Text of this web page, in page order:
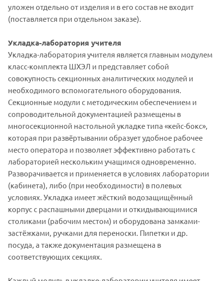
уложен отдельно от изделия и в его состав не входит
(поставляется при отдельном заказе).
Укладка-лаборатория учителя
Укладка-лаборатория учителя является главным модулем
класс-комплекта ШХЭЛ и представляет собой
совокупность секционных аналитических модулей и
необходимого вспомогательного оборудования.
Секционные модули с методическим обеспечением и
сопроводительной документацией размещены в
многосекционной настольной укладке типа «кейс-бокс»,
которая при развёртывании образует удобное рабочее
место оператора и позволяет эффективно работать с
лабораторией нескольким учащимся одновременно.
Разворачивается и применяется в условиях лаборатории
(кабинета), либо (при необходимости) в полевых
условиях. Укладка имеет жёсткий водозащищённый
корпус с распашными дверцами и откидывающимися
столиками (рабочим местом) и оборудована замками-
застёжками, ручками для переноски. Пипетки и др.
посуда, а также документация размещена в
соответствующих секциях.